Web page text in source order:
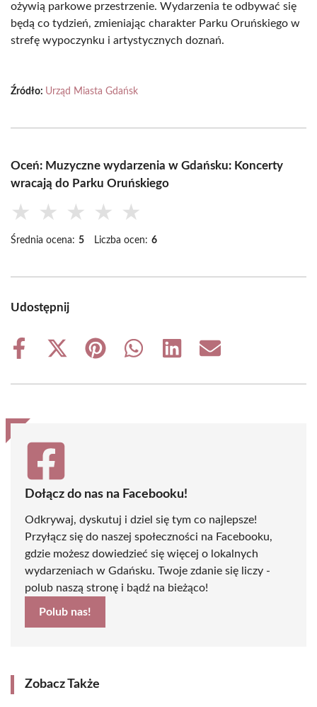
ożywią parkowe przestrzenie. Wydarzenia te odbywać się
będą co tydzień, zmieniając charakter Parku Oruńskiego w
strefę wypoczynku i artystycznych doznań.
Źródło: Urząd Miasta Gdańsk
Oceń: Muzyczne wydarzenia w Gdańsku: Koncerty
wracają do Parku Oruńskiego
★ ★ ★ ★ ★
Średnia ocena: 5 Liczba ocen: 6
Udostępnij
Share
Share
(Twitter)
Share
Share
Share
Share
Dołącz do nas na Facebooku!
Odkrywaj, dyskutuj i dziel się tym co najlepsze!
Przyłącz się do naszej społeczności na Facebooku,
gdzie możesz dowiedzieć się więcej o lokalnych
wydarzeniach w Gdańsku. Twoje zdanie się liczy -
polub naszą stronę i bądź na bieżąco!
Polub nas!
Zobacz Także